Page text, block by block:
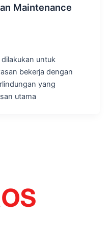
Maintenance
untuk
bekerja dengan
yang
utama